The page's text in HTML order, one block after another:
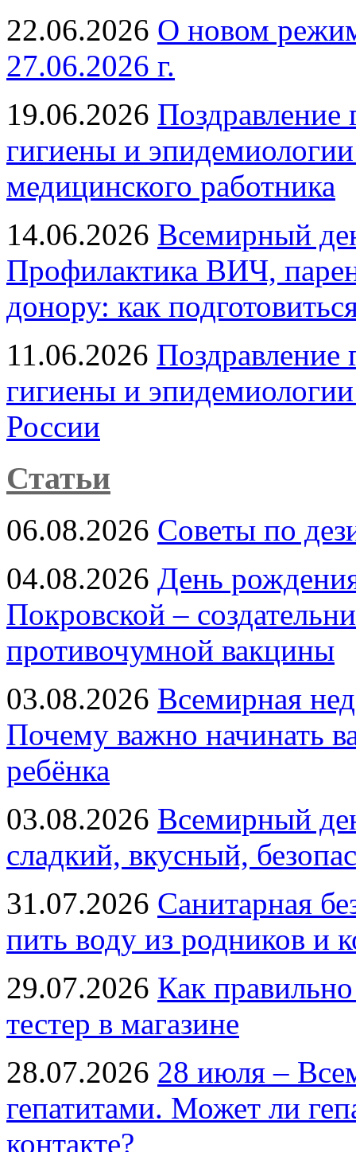
22.06.2026 О новом
27.06.2026 г.
19.06.2026 Поздравление
гигиены и
медицинского работника
14.06.2026 Всемирный
Профилактика ВИЧ,
донору: как
11.06.2026 Поздравление
гигиены и
России
Статьи
06.08.2026 Советы по
04.08.2026 День
Покровской –
противочумной вакцины
03.08.2026 Всемирная
Почему важно начинать
ребёнка
03.08.2026 Всемирный
сладкий, вкусный,
31.07.2026 Санитарная
пить воду из родников и
29.07.2026 Как
тестер в магазине
28.07.2026 28 июля –
гепатитами. Может ли
контакте?